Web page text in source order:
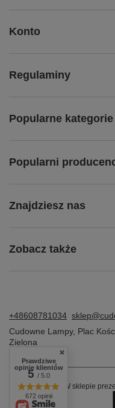
Konto
Regulaminy
Popularne kategorie
Popularni
Znajdziesz nas
Zobacz także
+48608781034
Cudowne Lampy, Plac
Zielona
W sklepie
Prawdziwe
opinie klientów
5/ 5.0
672 opinii